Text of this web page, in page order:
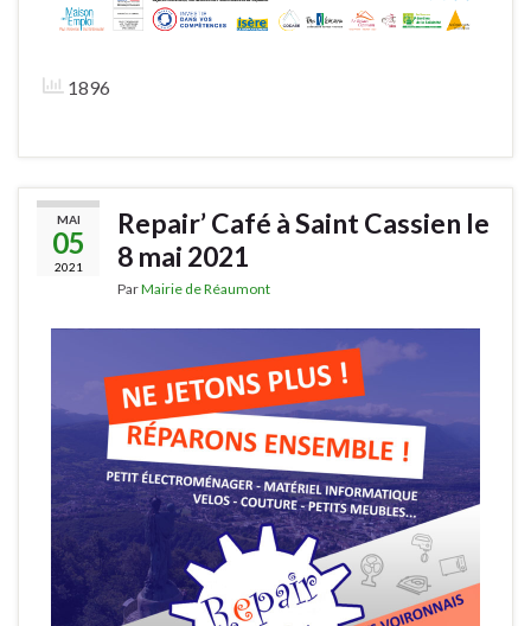
1896
MAI
05
2021
Repair’ Café à Saint Cassien le
8 mai 2021
ParMairie de Réaumont